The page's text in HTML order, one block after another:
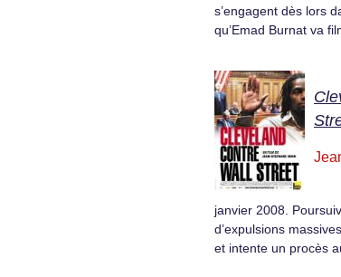
s’engagent dès lors
qu’Emad Burnat va
janvier 2008.
d’expulsions
et intente un procès